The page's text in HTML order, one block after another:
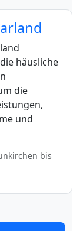
häusliche
die
und
bis